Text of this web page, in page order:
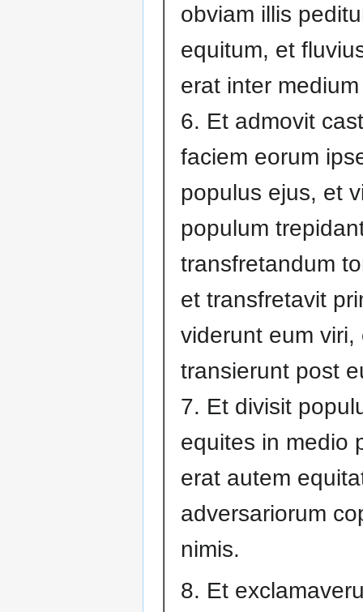
obviam illis
equitum, et
erat inter
6. Et admovit
faciem eorum
populus ejus, et
populum
transfretandum
et transfretavit
viderunt eum viri,
transierunt post
7. Et divisit
equites in medio
erat autem
adversariorum
nimis.
8. Et